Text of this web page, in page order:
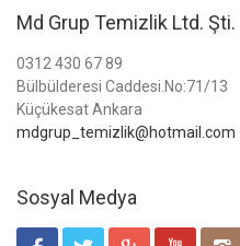
Md Grup Temizlik Ltd. Şti.
0312 430 67 89
Bülbülderesi Caddesi.No:71/13
Küçükesat Ankara
mdgrup_temizlik@hotmail.com
Sosyal Medya